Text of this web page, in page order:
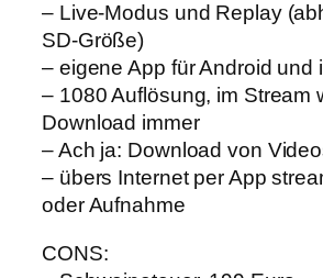
– Live-Modus und Replay
SD-Größe)
– eigene App für Android und
– 1080 Auflösung, im Stream
Download immer
– Ach ja: Download von
– übers Internet per App
oder Aufnahme
CONS: